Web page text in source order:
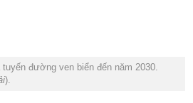
đường ven biển đến năm 2030.
).